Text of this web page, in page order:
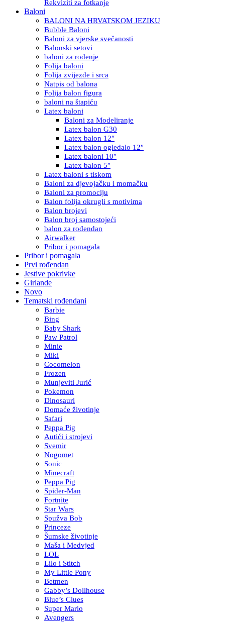
Rekviziti za fotkanje
Baloni
BALONI NA HRVATSKOM JEZIKU
Bubble Baloni
Baloni za vjerske svečanosti
Balonski setovi
baloni za rođenje
Folija baloni
Folija zvijezde i srca
Natpis od balona
Folija balon figura
baloni na štapiću
Latex baloni
Baloni za Modeliranje
Latex balon G30
Latex balon 12″
Latex balon ogledalo 12″
Latex baloni 10″
Latex balon 5″
Latex baloni s tiskom
Baloni za djevojačku i momačku
Baloni za promociju
Balon folija okrugli s motivima
Balon brojevi
Balon broj samostojeći
balon za rođendan
Airwalker
Pribor i pomagala
Pribor i pomagala
Prvi rođendan
Jestive pokrivke
Girlande
Novo
Tematski rođendani
Barbie
Bing
Baby Shark
Paw Patrol
Minie
Miki
Cocomelon
Frozen
Munjeviti Jurić
Pokemon
Dinosauri
Domaće životinje
Safari
Peppa Pig
Autići i strojevi
Svemir
Nogomet
Sonic
Minecraft
Peppa Pig
Spider-Man
Fortnite
Star Wars
Spužva Bob
Princeze
Šumske životinje
Maša i Medvjed
LOL
Lilo i Stitch
My Little Pony
Betmen
Gabby’s Dollhouse
Blue’s Clues
Super Mario
Avengers